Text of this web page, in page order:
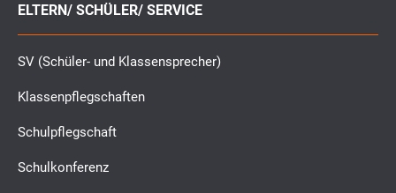
ELTERN/ SCHÜLER/ SERVICE
SV (Schüler- und Klassensprecher)
Klassenpflegschaften
Schulpflegschaft
Schulkonferenz